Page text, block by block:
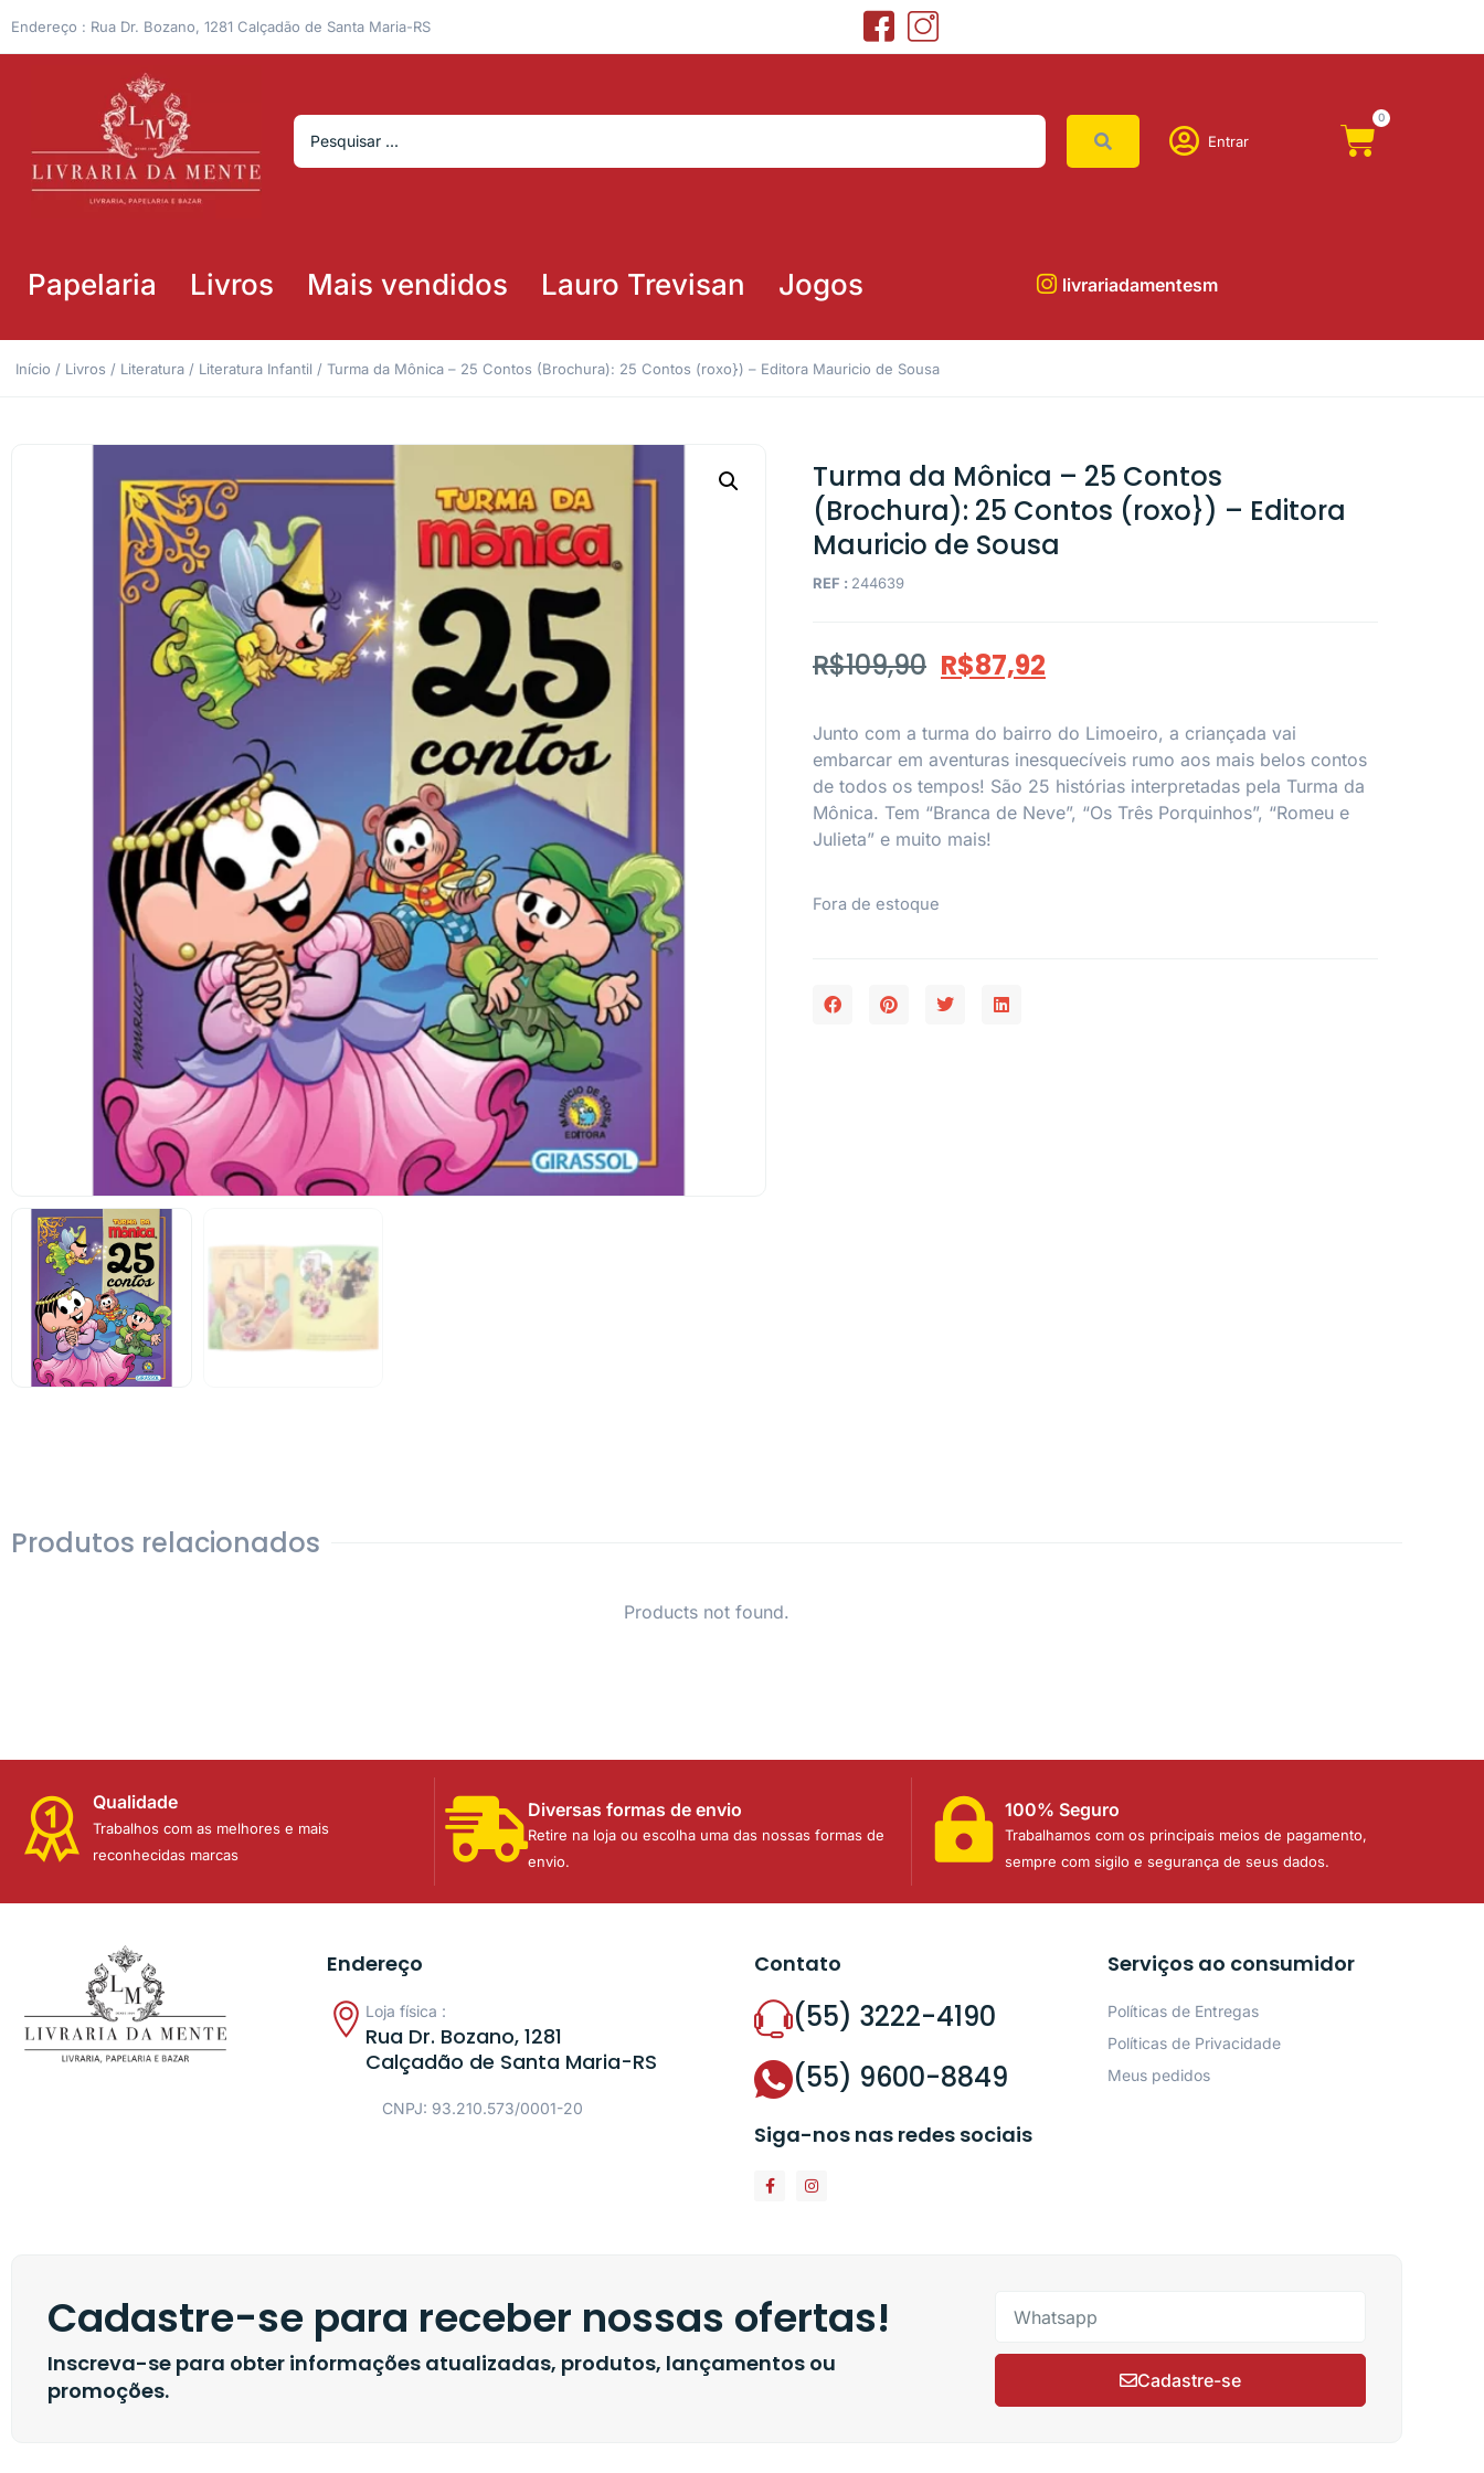
Endereço : Rua Dr. Bozano, 1281 Calçadão de Santa Maria-RS
Entrar
0
Papelaria Livros Mais vendidos Lauro Trevisan Jogos livrariadamentesm
Início / Livros / Literatura / Literatura Infantil / Turma da Mônica – 25 Contos (Brochura): 25 Contos (roxo}) – Editora Mauricio de Sousa
Turma da Mônica – 25 Contos
(Brochura): 25 Contos (roxo}) – Editora
Mauricio de Sousa
REF : 244639
R$109,90 R$87,92
Junto com a turma do bairro do Limoeiro, a criançada vai
embarcar em aventuras inesquecíveis rumo aos mais belos contos
de todos os tempos! São 25 histórias interpretadas pela Turma da
Mônica. Tem “Branca de Neve”, “Os Três Porquinhos”, “Romeu e
Julieta” e muito mais!
Fora de estoque
Produtos relacionados
Products not found.
Qualidade
Trabalhos com as melhores e mais
reconhecidas marcas
Diversas formas de envio
Retire na loja ou escolha uma das nossas formas de
envio.
100% Seguro
Trabalhamos com os principais meios de pagamento,
sempre com sigilo e segurança de seus dados.
Endereço
Loja física :
Rua Dr. Bozano, 1281
Calçadão de Santa Maria-RS
CNPJ: 93.210.573/0001-20
Contato
(55) 3222-4190
(55) 9600-8849
Siga-nos nas redes sociais
Serviços ao consumidor
Políticas de Entregas
Políticas de Privacidade
Meus pedidos
Cadastre-se para receber nossas ofertas!
Inscreva-se para obter informações atualizadas, produtos, lançamentos ou
promoções.
Cadastre-se